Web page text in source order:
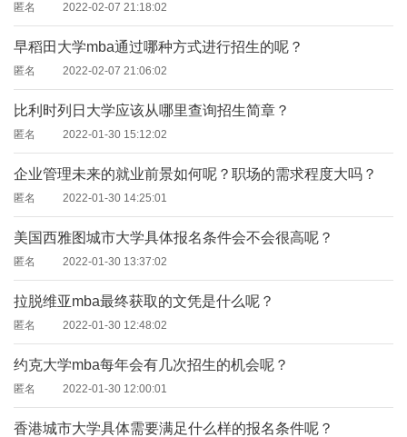
匿名 2022-02-07 21:18:02
早稻田大学mba通过哪种方式进行招生的呢？
匿名 2022-02-07 21:06:02
比利时列日大学应该从哪里查询招生简章？
匿名 2022-01-30 15:12:02
企业管理未来的就业前景如何呢？职场的需求程度大吗？
匿名 2022-01-30 14:25:01
美国西雅图城市大学具体报名条件会不会很高呢？
匿名 2022-01-30 13:37:02
拉脱维亚mba最终获取的文凭是什么呢？
匿名 2022-01-30 12:48:02
约克大学mba每年会有几次招生的机会呢？
匿名 2022-01-30 12:00:01
香港城市大学具体需要满足什么样的报名条件呢？